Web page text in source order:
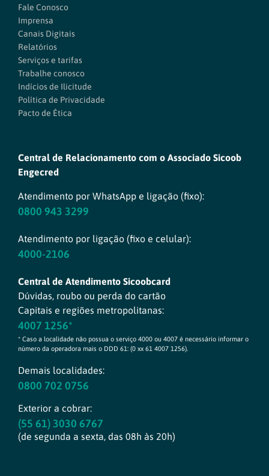
Fale Conosco
Imprensa
Canais Digitais
Relatórios
Serviços e tarifas
Trabalhe conosco
Indícios de Ilicitude
Política de Privacidade
Pacto de Ética
Central de Relacionamento com o Associado Sicoob
Engecred
Atendimento por WhatsApp e ligação (fixo):
0800 943 3299
Atendimento por ligação (fixo e celular):
4000-2106
Central de Atendimento Sicoobcard
Dúvidas, roubo ou perda do cartão
Capitais e regiões metropolitanas:
4007 1256*
* Caso a localidade não possua o serviço 4000 ou 4007 é necessário informar o
número da operadora mais o DDD 61: (0 xx 61 4007 1256).
Demais localidades:
0800 702 0756
Exterior a cobrar:
(55 61) 3030 6767
(de segunda a sexta, das 08h às 20h)